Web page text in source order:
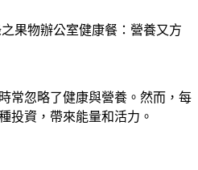
常忽略了健康與營養。然而，每
投資，帶來能量和活力。